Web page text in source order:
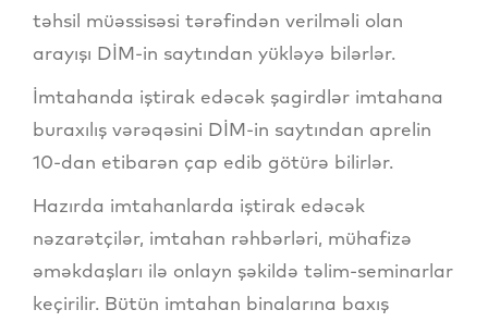
təhsil müəssisəsi tərəfindən verilməli olan
arayışı DİM-in saytından yükləyə bilərlər.
İmtahanda iştirak edəcək şagirdlər imtahana
buraxılış vərəqəsini DİM-in saytından aprelin
10-dan etibarən çap edib götürə bilirlər.
Hazırda imtahanlarda iştirak edəcək
nəzarətçilər, imtahan rəhbərləri, mühafizə
əməkdaşları ilə onlayn şəkildə təlim-seminarlar
keçirilir. Bütün imtahan binalarına baxış